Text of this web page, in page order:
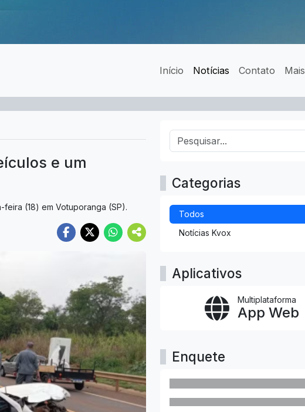
Início Notícias Contato Mais
e um
(18) em Votuporanga (SP).
Categorias
Todos
Notícias Kvox
Aplicativos
Multiplataforma
App Web
Enquete